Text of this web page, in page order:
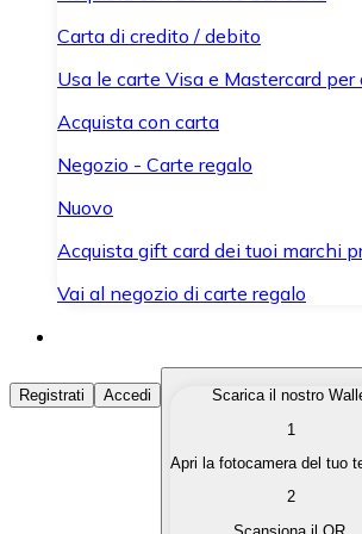
Carta di credito / debito
Usa le carte Visa e Mastercard
Acquista con carta
Negozio - Carte regalo
Nuovo
Acquista gift card dei tuoi marchi
Vai al negozio di carte regalo
Acquista Criptovalute
Acquista le criptovalute che ti
Converti le tue criptovalute in
Registrati Accedi
Scarica il nostro
1
Apri la fotocamera del tuo
2